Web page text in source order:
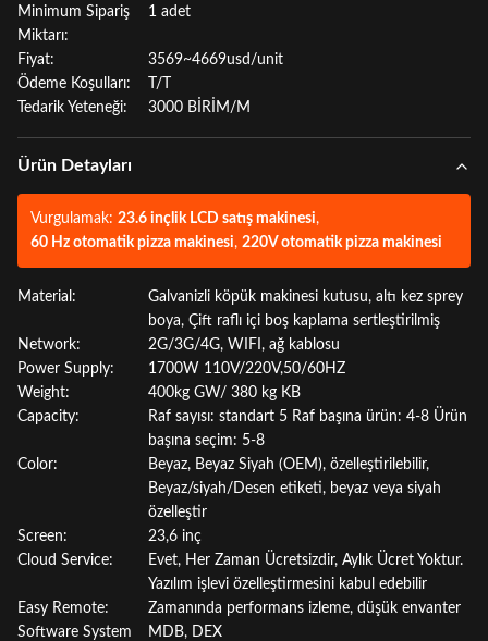
Minimum Sipariş
Miktarı:
1 adet
Fiyat:
3569~4669usd/unit
Ödeme Koşulları:
T/T
Tedarik Yeteneği:
3000 BİRİM/M
Ürün Detayları
Vurgulamak: 23.6 inçlik LCD satış makinesi,
60 Hz otomatik pizza makinesi, 220V otomatik pizza makinesi
Material:
Galvanizli köpük makinesi kutusu, altı kez sprey
boya, Çift raflı içi boş kaplama sertleştirilmiş
Network:
2G/3G/4G, WIFI, ağ kablosu
Power Supply:
1700W 110V/220V,50/60HZ
Weight:
400kg GW/ 380 kg KB
Capacity:
Raf sayısı: standart 5 Raf başına ürün: 4-8 Ürün
başına seçim: 5-8
Color:
Beyaz, Beyaz Siyah (OEM), özelleştirilebilir,
Beyaz/siyah/Desen etiketi, beyaz veya siyah
özelleştir
Screen:
23,6 inç
Cloud Service:
Evet, Her Zaman Ücretsizdir, Aylık Ücret Yoktur.
Yazılım işlevi özelleştirmesini kabul edebilir
Easy Remote:
Zamanında performans izleme, düşük envanter
Software System
MDB, DEX